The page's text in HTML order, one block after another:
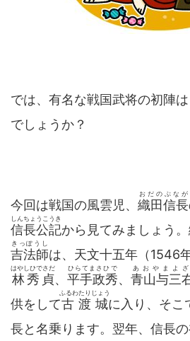
では、有名な戦国武将の初陣
でしょうか？
今回は戦国の風雲児、 織田信長
おだのぶなが
信長公記
しんちょうこうき
から見てみましょう
吉法師
きっぽうし
は、天文十五年（1546
林秀貞
はやしひでさだ
、 平手政秀
ひらてまさひで
、 青山与三
あおやまよ
供をして古渡城
ふるわたりじょう
に入り、そこ
長と名乗ります。翌年、信長